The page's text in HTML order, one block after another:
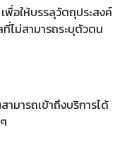
พื่อให้บรรลุวัตถุประสงค์
ไม่สามารถระบุตัวตน
มารถเข้าถึงบริการได้